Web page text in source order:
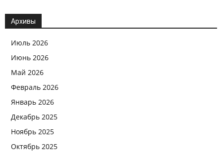
Архивы
Июль 2026
Июнь 2026
Май 2026
Февраль 2026
Январь 2026
Декабрь 2025
Ноябрь 2025
Октябрь 2025